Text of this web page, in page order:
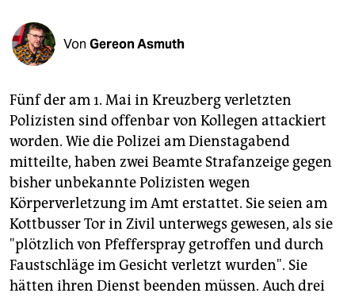
unterstützen
abo
genossenschaft
epaper login
Von Gereon Asmuth
Fünf der am 1. Mai in Kreuzberg verletzten
Polizisten sind offenbar von Kollegen attackiert
worden. Wie die Polizei am Dienstagabend
mitteilte, haben zwei Beamte Strafanzeige gegen
bisher unbekannte Polizisten wegen
Körperverletzung im Amt erstattet. Sie seien am
Kottbusser Tor in Zivil unterwegs gewesen, als sie
"plötzlich von Pfefferspray getroffen und durch
Faustschläge im Gesicht verletzt wurden". Sie
hätten ihren Dienst beenden müssen. Auch drei